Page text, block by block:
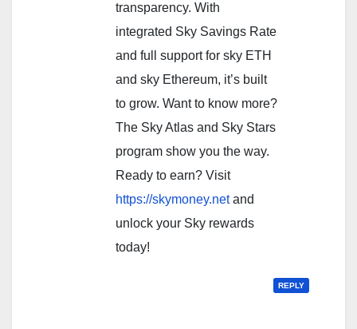
transparency. With
integrated Sky Savings Rate
and full support for sky ETH
and sky Ethereum, it’s built
to grow. Want to know more?
The Sky Atlas and Sky Stars
program show you the way.
Ready to earn? Visit
https://skymoney.netand
unlock your Sky rewards
today!
REPLY